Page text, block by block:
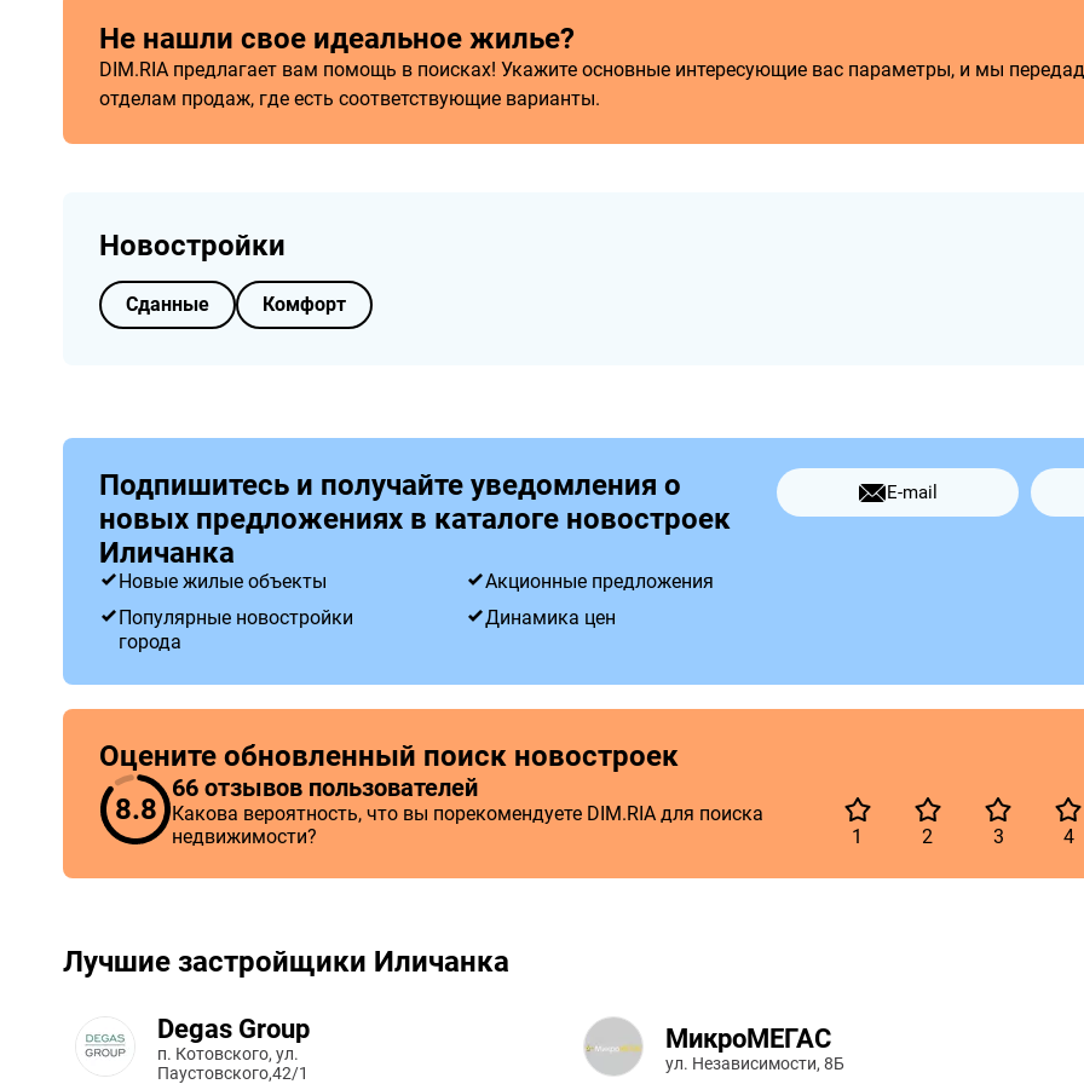
Не нашли свое идеальное жилье?
DIM.RIA предлагает вам помощь в поисках! Укажите основные интересующие вас параметры, и мы
отделам продаж, где есть соответствующие варианты.
Новостройки
Сданные Комфорт
Подпишитесь и получайте уведомления о
новых предложениях в каталоге новостроек
Иличанка
Новые жилые объекты
Акционные предложения
Популярные новостройки
города
Динамика цен
E-mail
Оцените обновленный поиск новостроек
8.8
66 отзывов пользователей
Какова вероятность, что вы порекомендуете DIM.RIA для поиска
недвижимости?
1 2 3 4
Лучшие застройщики Иличанка
Degas Group
п. Котовского, ул.
Паустовского,42/1
МикроМЕГАС
ул. Независимости, 8Б